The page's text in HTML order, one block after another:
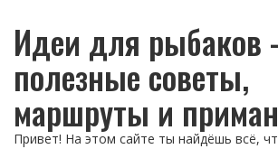
Идеи для рыбаков
полезные советы,
маршруты и
Привет! На этом сайте ты найдёшь всё,